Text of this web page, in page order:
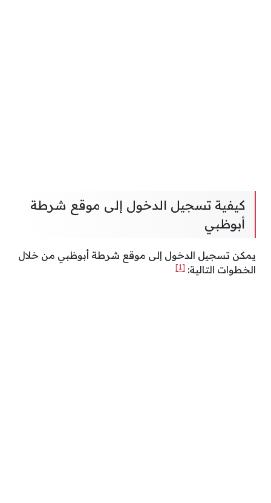
كيفية تسجيل الدخول إلى موقع شرطة
أبوظبي
يمكن تسجيل الدخول إلى موقع شرطة أبوظبي من خلال
الخطوات التالية: [1]